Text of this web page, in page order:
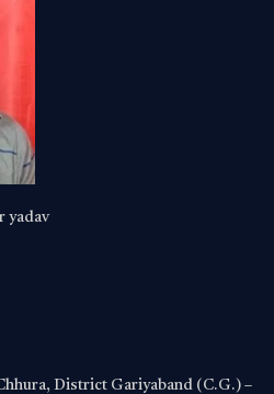
yadav
District Gariyaband (C.G.) –